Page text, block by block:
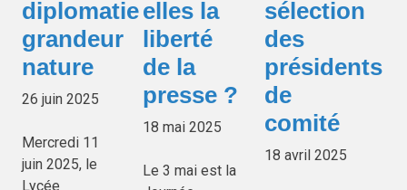
diplomatie
grandeur
nature
26 juin 2025
Mercredi 11
juin 2025, le
Lycée
elles la
liberté
de la
presse ?
18 mai 2025
Le 3 mai est la
sélection
des
présidents
de
comité
18 avril 2025